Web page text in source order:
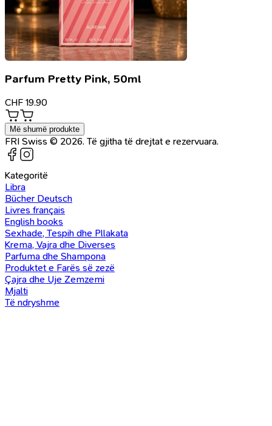
Parfum Pretty Pink, 50ml
CHF 19.90
Më shumë produkte
FRI Swiss © 2026. Të gjitha të drejtat e rezervuara.
Kategoritë
Libra
Bücher Deutsch
Livres français
English books
Sexhade, Tespih dhe Pllakata
Krema, Vajra dhe Diverses
Parfuma dhe Shampona
Produktet e Farës së zezë
Çajra dhe Uje Zemzemi
Mjalti
Të ndryshme